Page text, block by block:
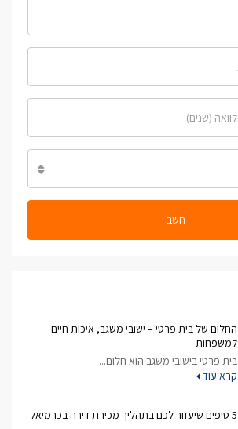
חשב
החלום של בית פרטי – ישובי משגב, איכות חיים
למשפחות
בית פרטי בישובי משגב הוא חלום...
קרא עוד
5 טיפים שיעזור לכם בתהליך מכירת דירה בכרמיאל